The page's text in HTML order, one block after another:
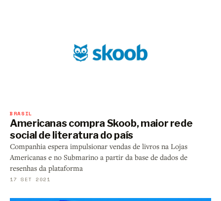
BRASIL
Americanas compra Skoob, maior rede
social de literatura do país
Companhia espera impulsionar vendas de livros na Lojas
Americanas e no Submarino a partir da base de dados de
resenhas da plataforma
17 SET 2021